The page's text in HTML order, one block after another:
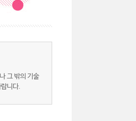
그 밖의 기술
니다.